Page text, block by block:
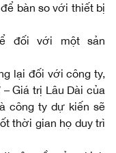
bàn so với thiết bị
đối với một sản
lại đối với công ty,
Giá trị Lâu Dài của
công ty dự kiến sẽ
thời gian họ duy trì